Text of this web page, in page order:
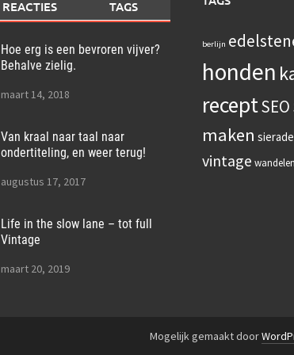
REACTIES TAGS
Hoe erg is een bevroren vijver?
Behalve zielig.
maart 14, 2018
Van kraal naar taal naar
ondertiteling, en weer terug!
augustus 17, 2017
Life in the slow lane – tot full
Vintage
maart 20, 2019
berlijn
honden
receptSEO
maken
vintage wandelen
Mogelijk gemaakt door